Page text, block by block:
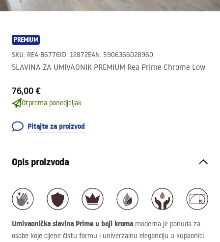
PREMIUM
SKU: REA-B6776ID: 12872EAN: 5906366028960
SLAVINA ZA UMIVAONIK PREMIUM Rea Prime Chrome Low
76,00 €
Otprema ponedjeljak.
Pitajte za proizvod
Opis proizvoda
Umivaonička slavina Prime u boji kroma moderna je ponuda za
osobe koje cijene čistu formu i univerzalnu eleganciju u kupaonici.